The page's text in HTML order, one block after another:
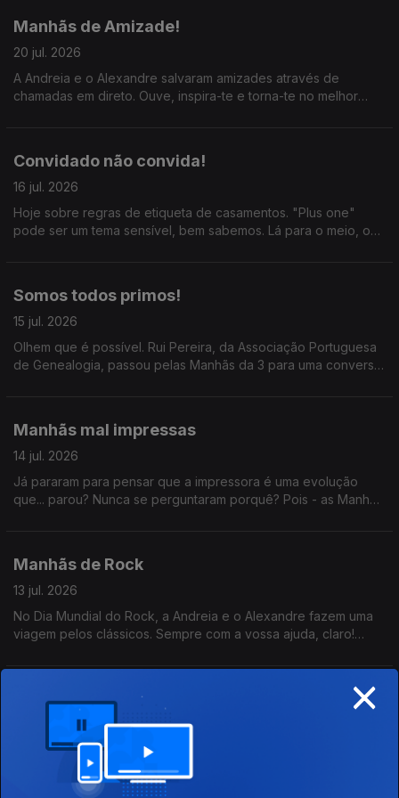
Manhãs de Amizade!
20 jul. 2026
A Andreia e o Alexandre salvaram amizades através de
chamadas em direto. Ouve, inspira-te e torna-te no melhor
Convidado não convida!
16 jul. 2026
Hoje sobre regras de etiqueta de casamentos. "Plus one"
pode ser um tema sensível, bem sabemos. Lá para o meio, o
Somos todos primos!
15 jul. 2026
Olhem que é possível. Rui Pereira, da Associação Portuguesa
de Genealogia, passou pelas Manhãs da 3 para uma conversa
Manhãs mal impressas
14 jul. 2026
Já pararam para pensar que a impressora é uma evolução
que... parou? Nunca se perguntaram porquê? Pois - as Manhãs
Manhãs de Rock
13 jul. 2026
No Dia Mundial do Rock, a Andreia e o Alexandre fazem uma
viagem pelos clássicos. Sempre com a vossa ajuda, claro!
parabéns, Jorge Pargana!
Fãs de Nickelback, chamados à recepção
10 jul. 2026
Alexandre confessa: Nickelback tem um lugar especial no seu
coração. Andreia ri. Alexandre tenta remediar a situação, mas
faz pior ao comparar a banda com Green Day. Andreia desiste.
×